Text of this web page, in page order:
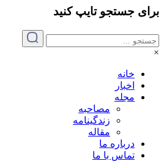
برای جستجو تایپکنید
×
خانه
اخبار
مجله
مصاحبه
زندگینامه
مقاله
درباره ما
تماس با ما